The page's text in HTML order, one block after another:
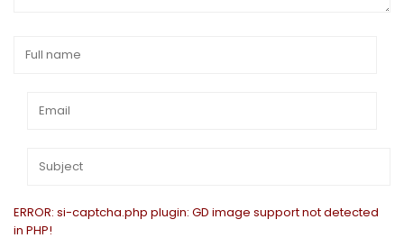
ERROR: si-captcha.php plugin: GD image support not detected
in PHP!